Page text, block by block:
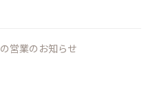
所ではライススピリッツを
土台に、ジュニパーベリー
て赤松のウッドチップとい
営業のお知らせ